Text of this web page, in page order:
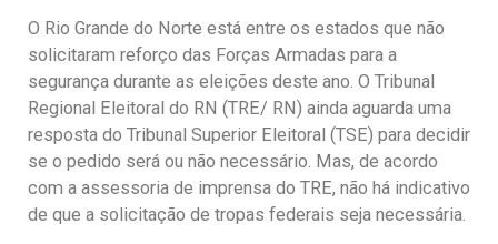
O Rio Grande do Norte está entre os estados que não
solicitaram reforço das Forças Armadas para a
segurança durante as eleições deste ano. O Tribunal
Regional Eleitoral do RN (TRE/ RN) ainda aguarda uma
resposta do Tribunal Superior Eleitoral (TSE) para decidir
se o pedido será ou não necessário. Mas, de acordo
com a assessoria de imprensa do TRE, não há indicativo
de que a solicitação de tropas federais seja necessária.